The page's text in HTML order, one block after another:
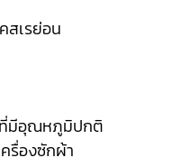
สเรย่อน
ที่มีอุณหภูมิปกติ
รื่องซักผ้า